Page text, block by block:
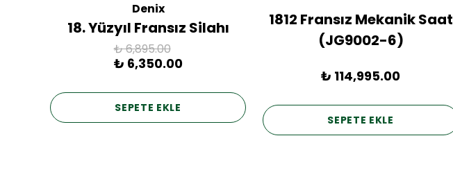
Denix
18. Yüzyıl Fransız Silahı
₺ 6,895.00
₺ 6,350.00
SEPETE EKLE
1812 Fransız Mekanik Saat
(JG9002-6)
₺ 114,995.00
SEPETE EKLE